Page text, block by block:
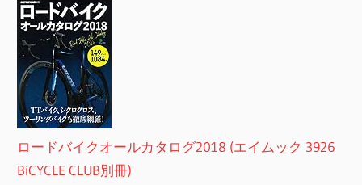
ロードバイクオールカタログ2018 (エイムック 3926
BiCYCLE CLUB別冊)